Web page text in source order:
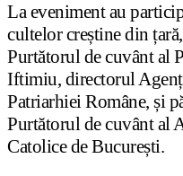
La eveniment au
cultelor creștine din
Purtătorul de cuvânt al
Iftimiu, directorul
Patriarhiei Române, și
Purtătorul de cuvânt al
Catolice de București.